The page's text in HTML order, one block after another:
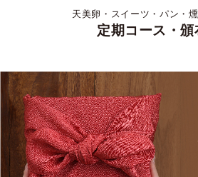
天美卵・スイーツ・パン・
定期コース・頒